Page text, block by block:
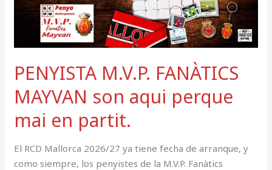
PENYISTA M.V.P. FANÀTICS
MAYVAN son aqui perque
mai en partit.
El RCD Mallorca 2026/27 ya tiene fecha de arranque, y
como siempre, los penyistes de la M.V.P. Fanàtics
perque